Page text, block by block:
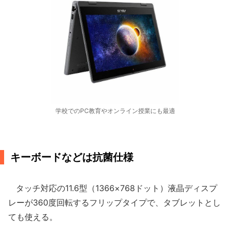
学校でのPC教育やオンライン授業にも最適
キーボードなどは抗菌仕様
タッチ対応の11.6型（1366×768ドット）液晶ディスプ
レーが360度回転するフリップタイプで、タブレットとし
ても使える。